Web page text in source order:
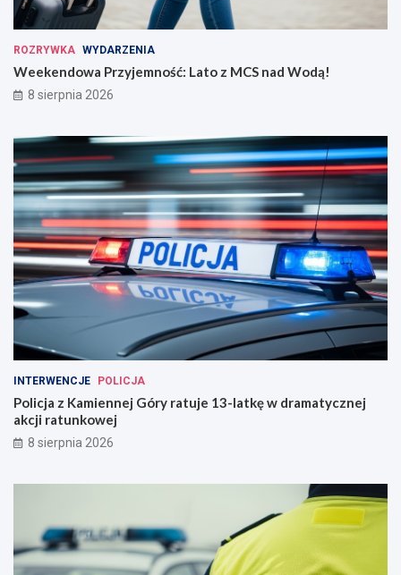
ROZRYWKA WYDARZENIA
Weekendowa Przyjemność: Lato z MCS nad Wodą!
8 sierpnia 2026
INTERWENCJE POLICJA
Policja z Kamiennej Góry ratuje 13-latkę w dramatycznej
akcji ratunkowej
8 sierpnia 2026